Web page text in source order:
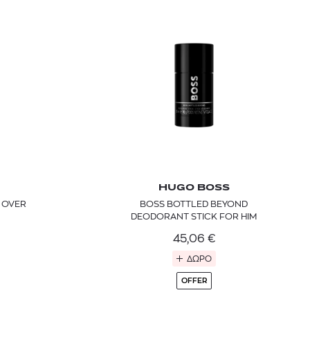
HUGO BOSS
BOSS BOTTLED BEYOND
DEODORANT STICK FOR HIM
45,06 €
ΔΩΡΟ
OFFER